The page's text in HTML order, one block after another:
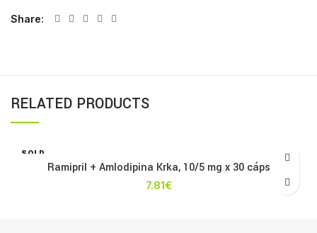
Share
RELATED PRODUCTS
SOLD
Ramipril + Amlodipina Krka, 10/5 mg x 30 cáps
7.81€